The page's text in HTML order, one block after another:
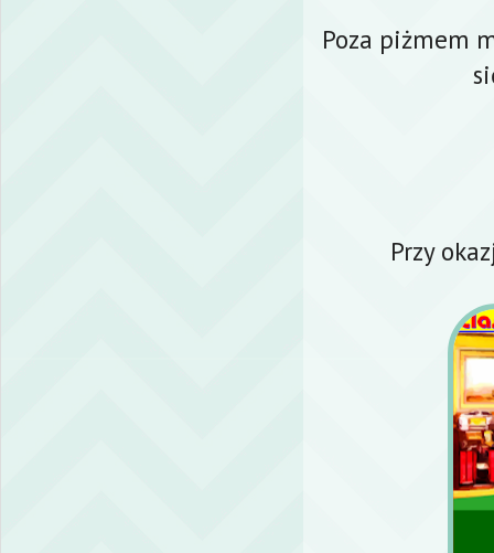
Poza piżmem
Przy